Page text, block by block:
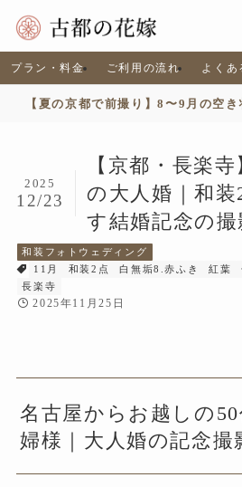
プラン・料金 ご利用の流れ よくあ
【夏の京都で前撮り】8〜9月の空
【京都・長楽
の大人婚｜和
す結婚記念の撮
2025
12/23
和装フォトウェディング
11月
和装2点 白無垢8.赤ふき 紅葉
長楽寺
2025年11月25日
名古屋からお越しの
婦様｜大人婚の記念撮